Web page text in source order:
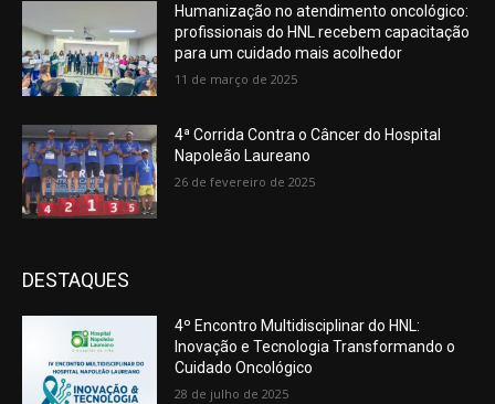
Humanização no atendimento oncológico:
profissionais do HNL recebem capacitação
para um cuidado mais acolhedor
11 de março de 2025
4ª Corrida Contra o Câncer do Hospital
Napoleão Laureano
26 de fevereiro de 2025
DESTAQUES
4º Encontro Multidisciplinar do HNL:
Inovação e Tecnologia Transformando o
Cuidado Oncológico
28 de julho de 2025